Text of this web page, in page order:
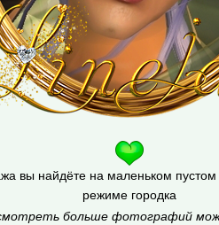
вы найдёте на маленьком пустом
режиме городка
больше фотографий